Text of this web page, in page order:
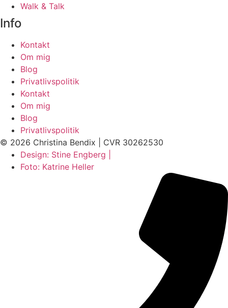
Walk & Talk
Info
Kontakt
Om mig
Blog
Privatlivspolitik
Kontakt
Om mig
Blog
Privatlivspolitik
© 2026 Christina Bendix | CVR 30262530
Design: Stine Engberg |
Foto: Katrine Heller